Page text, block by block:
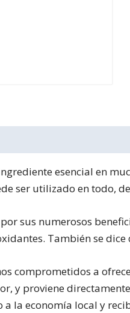
esencial en
ser utilizado en todo,
sus numerosos
También se
comprometidos a
y proviene
la economía local y